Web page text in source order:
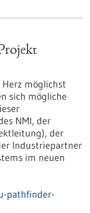
möglichst
sich mögliche
NMI, der
der
Industriepartner
im neuen
pathfinder-